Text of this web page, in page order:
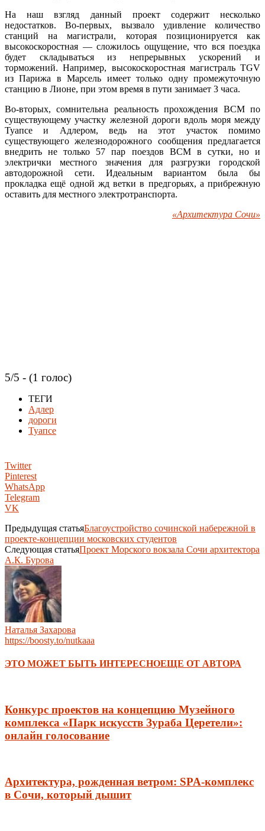
На наш взгляд данный проект содержит несколько
недостатков. Во-первых, вызвало удивление количество
станций на магистрали, которая позиционируется как
высокоскоростная — сложилось ощущение, что вся поездка
будет складываться из непрерывных ускорений и
торможений. Например, высокоскоростная магистраль TGV
из Парижа в Марсель имеет только одну промежуточную
станцию в Лионе, при этом время в пути занимает 3 часа.
Во-вторых, сомнительна реальность прохождения ВСМ по
существующему участку железной дороги вдоль моря между
Туапсе и Адлером, ведь на этот участок помимо
существующего железнодорожного сообщения предлагается
внедрить не только 57 пар поездов ВСМ в сутки, но и
электрички местного значения для разгрузки городской
автодорожной сети. Идеальным вариантом была бы
прокладка ещё одной жд ветки в предгорьях, а прибрежную
оставить для местного электротранспорта.
«Архитектура Сочи»
5/5 - (1 голос)
ТЕГИ
Адлер
дороги
Туапсе
Twitter
Pinterest
WhatsApp
Telegram
VK
Предыдущая статьяБлагоустройство сочинской набережной в
проекте-концепции московских студентов
Следующая статьяПроект Морского вокзала Сочи архитектора
А.К. Бурова
Наталья Захарова
https://boosty.to/nutkaaa
ЭТО МОЖЕТ БЫТЬ ИНТЕРЕСНОЕЩЕ ОТ АВТОРА
Конкурс проектов на концепцию Музейного
комплекса «Парк искусств Зураба Церетели»:
онлайн голосование
Архитектура, рожденная ветром: SPA-комплекс
в Сочи, который дышит